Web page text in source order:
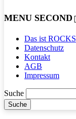
MENU SECOND
Das ist ROCKS
Datenschutz
Kontakt
AGB
Impressum
Suche